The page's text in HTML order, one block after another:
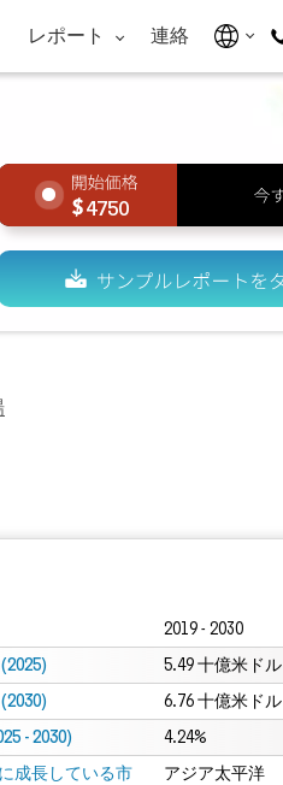
レポート 連絡
4750
2019 - 2030
5.49 十億米ドル
6.76 十億米ドル
- 2030) 4.24%
成長している市
アジア太平洋